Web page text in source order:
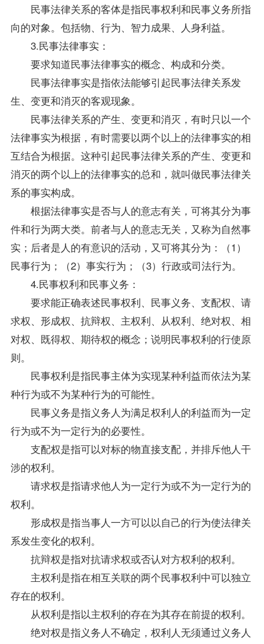
民事法律关系的客体是指民事权利和民事义务所指
向的对象。包括物、行为、智力成果、人身利益。
3.民事法律事实：
要求知道民事法律事实的概念、构成和分类。
民事法律事实是指依法能够引起民事法律关系发
生、变更和消灭的客观现象。
民事法律关系的产生、变更和消灭，有时只以一个
法律事实为根据，有时需要以两个以上的法律事实的相
互结合为根据。这种引起民事法律关系的产生、变更和
消灭的两个以上的法律事实的总和，就叫做民事法律关
系的事实构成。
根据法律事实是否与人的意志有关，可将其分为事
件和行为两大类。前者与人的意志无关，又称为自然事
实；后者是人的有意识的活动，又可将其分为：（1）
民事行为；（2）事实行为；（3）行政或司法行为。
4.民事权利和民事义务：
要求能正确表述民事权利、民事义务、支配权、请
求权、形成权、抗辩权、主权利、从权利、绝对权、相
对权、既得权、期待权的概念；说明民事权利的行使原
则。
民事权利是指民事主体为实现某种利益而依法为某
种行为或不为某种行为的可能性。
民事义务是指义务人为满足权利人的利益而为一定
行为或不为一定行为的必要性。
支配权是指可以对标的物直接支配，并排斥他人干
涉的权利。
请求权是指请求他人为一定行为或不为一定行为的
权利。
形成权是指当事人一方可以以自己的行为使法律关
系发生变化的权利。
抗辩权是指对抗请求权或否认对方权利的权利。
主权利是指在相互关联的两个民事权利中可以独立
存在的权利。
从权利是指以主权利的存在为其存在前提的权利。
绝对权是指义务人不确定，权利人无须通过义务人